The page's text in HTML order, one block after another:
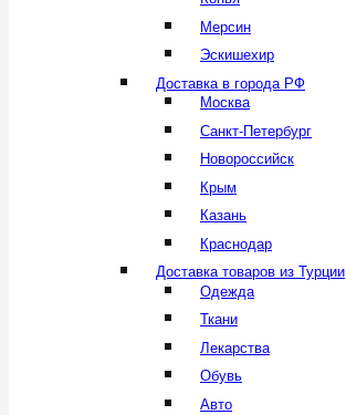
Мерсин
Эскишехир
Доставка в города РФ
Москва
Санкт-Петербург
Новороссийск
Крым
Казань
Краснодар
Доставка товаров из Турции
Одежда
Ткани
Лекарства
Обувь
Авто